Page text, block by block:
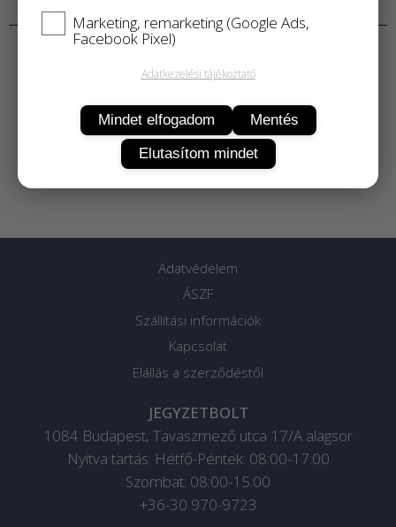
Adatvédelem
ÁSZF
Szállítási információk
Kapcsolat
Elállás a szerződéstől
JEGYZETBOLT
1084 Budapest, Tavaszmező utca 17/A alagsor
Nyitva tartás: Hétfő-Péntek: 08:00-17:00
Szombat: 08:00-15:00
+36-30 970-9723
Marketing, remarketing (Google Ads,
Facebook Pixel)
Adatkezelési tájékoztató
Mindet elfogadom
Mentés
Elutasítom mindet